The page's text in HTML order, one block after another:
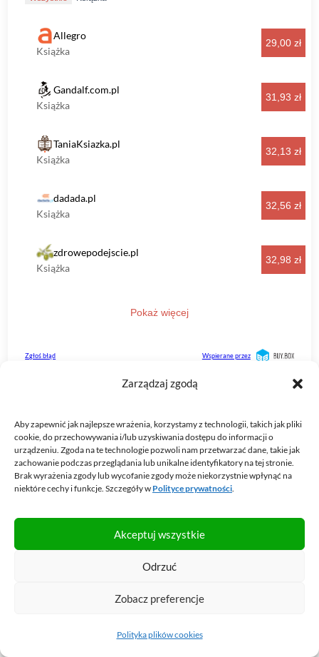
Zarządzaj zgodą
Aby zapewnić jak najlepsze wrażenia, korzystamy z technologii, takich jak pliki
cookie, do przechowywania i/lub uzyskiwania dostępu do informacji o
urządzeniu. Zgoda na te technologie pozwoli nam przetwarzać dane, takie jak
zachowanie podczas przeglądania lub unikalne identyfikatory na tej stronie.
Brak wyrażenia zgody lub wycofanie zgody może niekorzystnie wpłynąć na
niektóre cechy i funkcje. Szczegóły w Polityce prywatności.
Akceptuj wszystkie
Odrzuć
Zobacz preferencje
Polityka plików cookies
Fastlane milionera– MJ DeMarco